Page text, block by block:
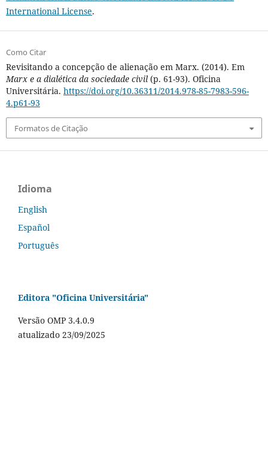
International License.
Como Citar
Revisitando a concepção de alienação em Marx. (2014). Em
Marx e a dialética da sociedade civil(p. 61-93). Oficina
Universitária. https://doi.org/10.36311/2014.978-85-7983-596-
4.p61-93
Formatos de Citação
Idioma
English
Español
Português
Editora "Oficina Universitária"
Versão OMP 3.4.0.9
atualizado 23/09/2025